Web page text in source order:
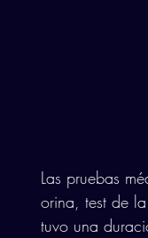
Las pruebas
orina, test de
tuvo una